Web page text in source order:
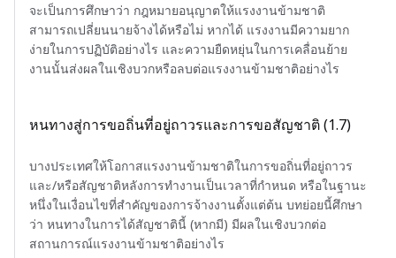
จะเป็นการศึกษาว่า กฎหมายอนุญาตให้แรงงานข้ามชาติ
สามารถเปลี่ยนนายจ้างได้หรือไม่ หากได้ แรงงานมีความยาก
ง่ายในการปฏิบัติอย่างไร และความยืดหยุ่นในการเคลื่อนย้าย
งานนั้นส่งผลในเชิงบวกหรือลบต่อแรงงานข้ามชาติอย่างไร
หนทางสู่การขอถิ่นที่อยู่ถาวรและการขอสัญชาติ (1.7)
บางประเทศให้โอกาสแรงงานข้ามชาติในการขอถิ่นที่อยู่ถาวร
และ/หรือสัญชาติหลังการทำงานเป็นเวลาที่กำหนด หรือในฐานะ
หนึ่งในเงื่อนไขที่สำคัญของการจ้างงานตั้งแต่ต้น บทย่อยนี้ศึกษา
ว่า หนทางในการได้สัญชาตินี้ (หากมี) มีผลในเชิงบวกต่อ
สถานการณ์แรงงานข้ามชาติอย่างไร